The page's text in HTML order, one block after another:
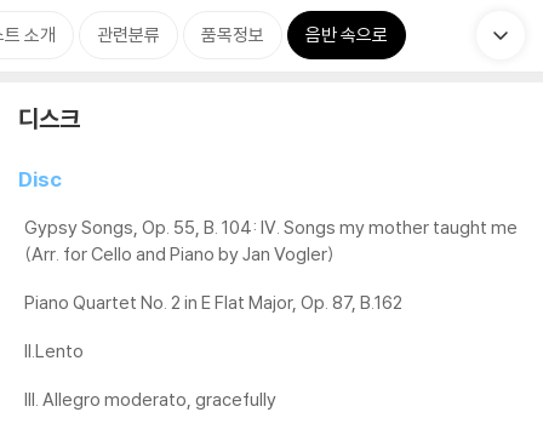
소개 관련분류 품목정보 음반 속으로
디스크
Disc
Gypsy Songs, Op. 55, B. 104: IV. Songs my mother taught me
(Arr. for Cello and Piano by Jan Vogler)
Piano Quartet No. 2 in E Flat Major, Op. 87, B.162
II.Lento
III. Allegro moderato, gracefully